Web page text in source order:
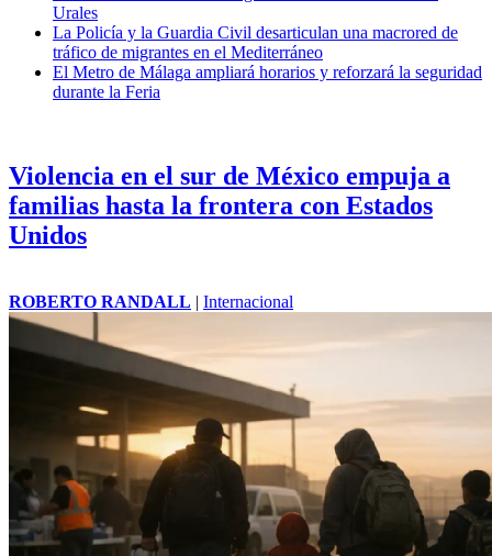
Urales
La Policía y la Guardia Civil desarticulan una macrored de
tráfico de migrantes en el Mediterráneo
El Metro de Málaga ampliará horarios y reforzará la seguridad
durante la Feria
Violencia en el sur de México empuja a
familias hasta la frontera con Estados
Unidos
ROBERTO RANDALL | Internacional